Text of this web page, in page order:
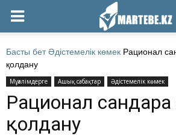
Басты бет Әдістемелік көмек Рационал
қолдану
Мұғалімдерге Ашық сабақтар Әдістемелік көмек
Рационал
қолдану